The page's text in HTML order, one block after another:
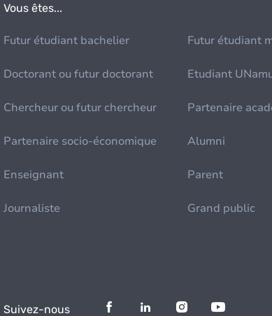
Vous êtes...
Futur étudiant bachelier Futur étudiant
Doctorant ou futur doctorant Etudiant
Chercheur ou futur chercheur Partenaire
Partenaire socio-économique Alumni
Enseignant Parent
Journaliste Grand public
Suivez-nous